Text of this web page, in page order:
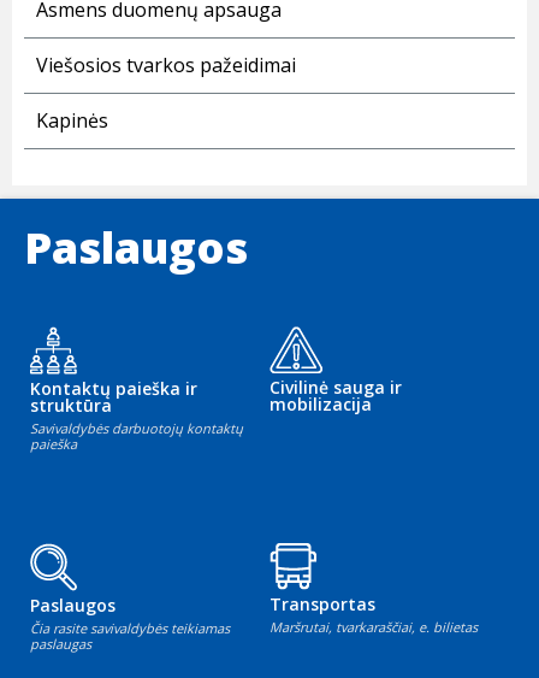
Asmens duomenų apsauga
Viešosios tvarkos pažeidimai
Kapinės
Paslaugos
Kontaktų paieška ir
struktūra
Savivaldybės darbuotojų kontaktų
paieška
Civilinė sauga ir
mobilizacija
Paslaugos
Čia rasite savivaldybės teikiamas
paslaugas
Transportas
Maršrutai, tvarkaraščiai, e. bilietas